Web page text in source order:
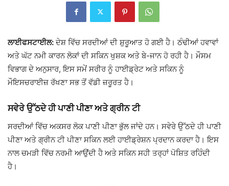
ਲਾਈਫਸਟਾਈਲ: ਦੇਸ਼ ਵਿੱਚ ਸਰਦੀਆਂ ਦੀ ਸ਼ੁਰੂਆਤ ਹੋ ਗਈ ਹੈ। ਠੰਢੀਆਂ ਹਵਾਵਾਂ
ਅਤੇ ਘੱਟ ਨਮੀ ਕਾਰਨ ਲੋਕਾਂ ਦੀ ਸਕਿਨ ਖੁਸ਼ਕ ਅਤੇ ਬੇ-ਜਾਨ ਹੋ ਰਹੀ ਹੈ। ਮੌਸਮ
ਵਿਭਾਗ ਦੇ ਅਨੁਸਾਰ, ਇਸ ਸਮੇਂ ਸਰੀਰ ਨੂੰ ਹਾਈਡ੍ਰੇਟ ਅਤੇ ਸਕਿਨ ਨੂੰ
ਮੌਇਸਚਰਾਈਜ਼ ਰੱਖਣਾ ਸਭ ਤੋਂ ਵੱਡੀ ਜ਼ਰੂਰਤ ਹੈ।
ਸਵੇਰੇ ਉੱਠਦੇ ਹੀ ਪਾਣੀ ਪੀਣਾ ਅਤੇ ਗ੍ਰੀਨ ਟੀ
ਸਰਦੀਆਂ ਵਿੱਚ ਅਕਸਰ ਲੋਕ ਪਾਣੀ ਪੀਣਾ ਭੁੱਲ ਜਾਂਦੇ ਹਨ। ਸਵੇਰੇ ਉੱਠਦੇ ਹੀ ਪਾਣੀ
ਪੀਣਾ ਅਤੇ ਗ੍ਰੀਨ ਟੀ ਪੀਣਾ ਸਕਿਨ ਲਈ ਹਾਈਡ੍ਰੇਸ਼ਨ ਪ੍ਰਦਾਨ ਕਰਦਾ ਹੈ। ਇਸ
ਨਾਲ ਚਮੜੀ ਵਿੱਚ ਨਰਮੀ ਆਉਂਦੀ ਹੈ ਅਤੇ ਸਕਿਨ ਸਹੀ ਤਰ੍ਹਾਂ ਪੋਸ਼ਿਤ ਰਹਿੰਦੀ
ਹੈ।